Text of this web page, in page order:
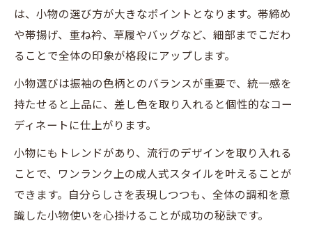
は、小物の選び方が大きなポイントとなります。帯締め
や帯揚げ、重ね衿、草履やバッグなど、細部までこだわ
ることで全体の印象が格段にアップします。
小物選びは振袖の色柄とのバランスが重要で、統一感を
持たせると上品に、差し色を取り入れると個性的なコー
ディネートに仕上がります。
小物にもトレンドがあり、流行のデザインを取り入れる
ことで、ワンランク上の成人式スタイルを叶えることが
できます。自分らしさを表現しつつも、全体の調和を意
識した小物使いを心掛けることが成功の秘訣です。